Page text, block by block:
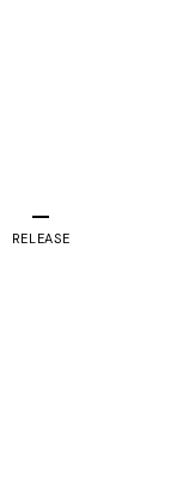
—
RELEASE